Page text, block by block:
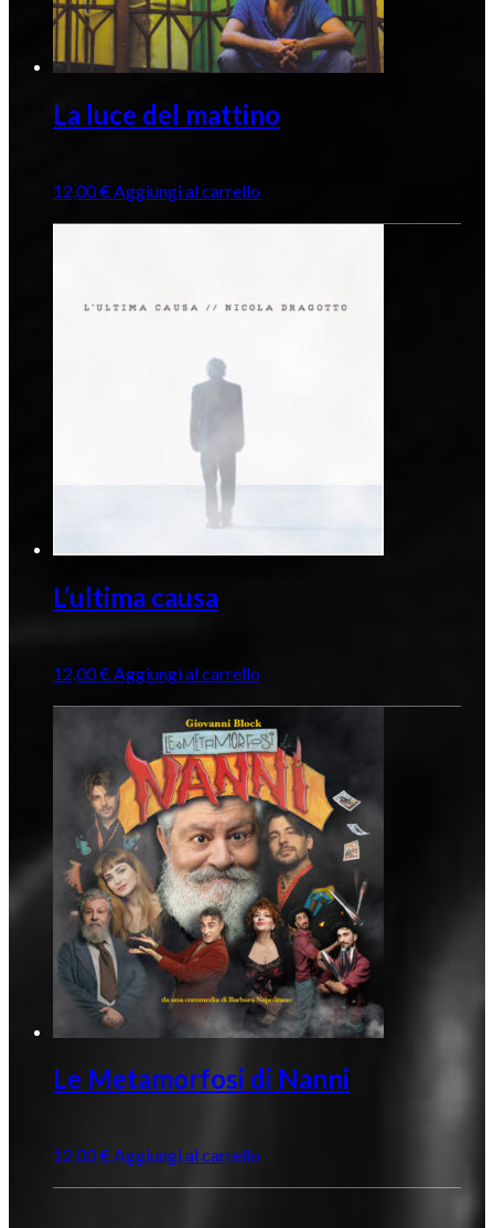
La luce del mattino
12,00€ Aggiungi al carrello
L’ultima causa
12,00€ Aggiungi al carrello
Le Metamorfosi di Nanni
12,00€Aggiungi al carrello